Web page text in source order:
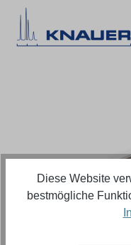
Diese Website
bestmögliche